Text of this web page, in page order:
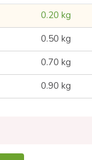
0.20 kg
0.50 kg
0.70 kg
0.90 kg